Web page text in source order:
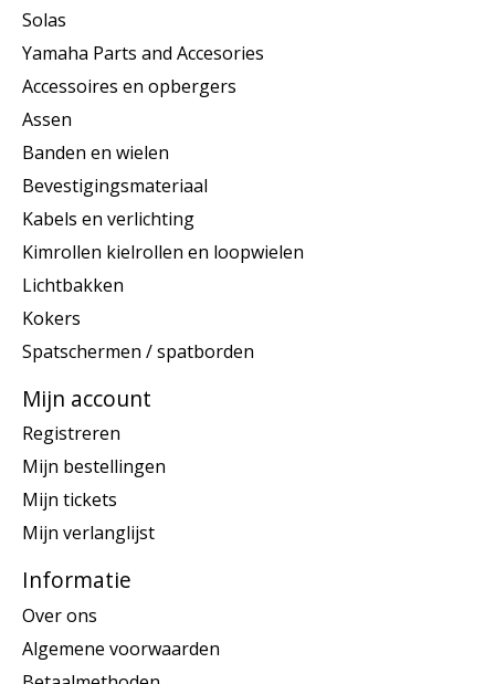
Solas
Yamaha Parts and Accesories
Accessoires en opbergers
Assen
Banden en wielen
Bevestigingsmateriaal
Kabels en verlichting
Kimrollen kielrollen en loopwielen
Lichtbakken
Kokers
Spatschermen / spatborden
Mijn account
Registreren
Mijn bestellingen
Mijn tickets
Mijn verlanglijst
Informatie
Over ons
Algemene voorwaarden